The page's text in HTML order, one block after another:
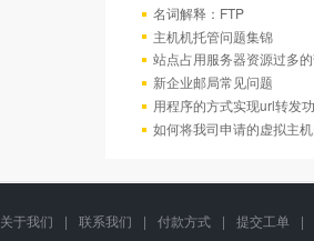
名词解释：FTP
主机机托管问题集锦
站点占用服务器资源过多
新企业邮局常见问题
用程序的方式实现url转发
如何将我司申请的虚拟主
关于我们 | 联系我们 | 付款方式 | 提交工单
|